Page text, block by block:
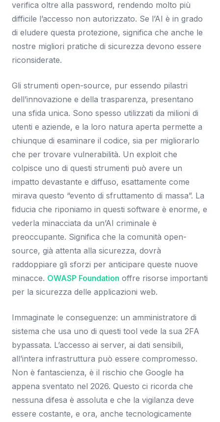
verifica oltre alla password, rendendo molto più
difficile l’accesso non autorizzato. Se l’AI è in grado
di eludere questa protezione, significa che anche le
nostre migliori pratiche di sicurezza devono essere
riconsiderate.
Gli strumenti open-source, pur essendo pilastri
dell’innovazione e della trasparenza, presentano
una sfida unica. Sono spesso utilizzati da milioni di
utenti e aziende, e la loro natura aperta permette a
chiunque di esaminare il codice, sia per migliorarlo
che per trovare vulnerabilità. Un exploit che
colpisce uno di questi strumenti può avere un
impatto devastante e diffuso, esattamente come
mirava questo “evento di sfruttamento di massa”. La
fiducia che riponiamo in questi software è enorme, e
vederla minacciata da un’AI criminale è
preoccupante. Significa che la comunità open-
source, già attenta alla sicurezza, dovrà
raddoppiare gli sforzi per anticipare queste nuove
minacce. OWASP Foundation offre risorse importanti
per la sicurezza delle applicazioni web.
Immaginate le conseguenze: un amministratore di
sistema che usa uno di questi tool vede la sua 2FA
bypassata. L’accesso ai server, ai dati sensibili,
all’intera infrastruttura può essere compromesso.
Non è fantascienza, è il rischio che Google ha
appena sventato nel 2026. Questo ci ricorda che
nessuna difesa è assoluta e che la vigilanza deve
essere costante, e ora, anche tecnologicamente